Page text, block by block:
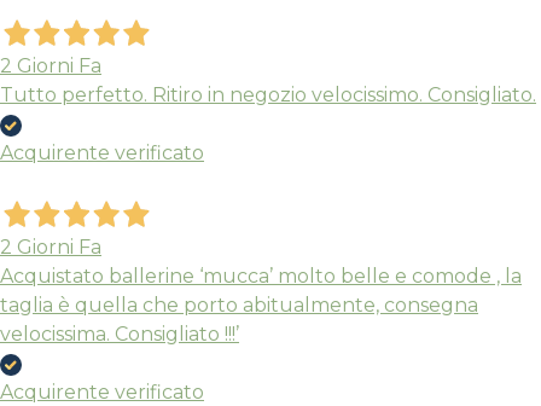
2 Giorni Fa
Tutto perfetto. Ritiro in negozio velocissimo. Consigliato.
Acquirente verificato
2 Giorni Fa
Acquistato ballerine ‘mucca’ molto belle e comode , la
taglia è quella che porto abitualmente, consegna
velocissima. Consigliato !!!’
Acquirente verificato